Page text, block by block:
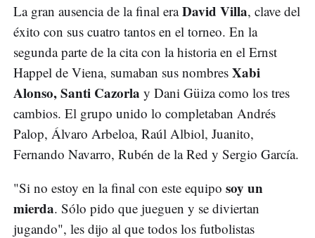
La gran ausencia de la final eraDavid Villa, clave del
éxito con sus cuatro tantos en el torneo. En la
segunda parte de la cita con la historia en el Ernst
Happel de Viena, sumaban sus nombres Xabi
Alonso, Santi Cazorla y Dani Güiza como los tres
cambios. El grupo unido lo completaban Andrés
Palop, Álvaro Arbeloa, Raúl Albiol, Juanito,
Fernando Navarro, Rubén de la Red y Sergio García.
"Si no estoy en la final con este equipo soy un
mierda. Sólo pido que jueguen y se diviertan
jugando", les dijo al que todos los futbolistas